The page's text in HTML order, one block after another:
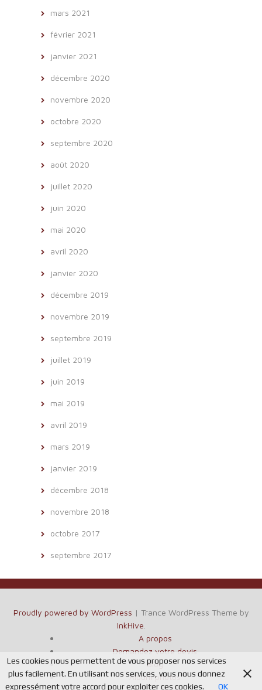
mars 2021
février 2021
janvier 2021
décembre 2020
novembre 2020
octobre 2020
septembre 2020
août 2020
juillet 2020
juin 2020
mai 2020
avril 2020
janvier 2020
décembre 2019
novembre 2019
septembre 2019
juillet 2019
juin 2019
mai 2019
avril 2019
mars 2019
janvier 2019
décembre 2018
novembre 2018
octobre 2017
septembre 2017
Proudly powered by WordPress | Trance WordPress Theme by
InkHive
A propos
Demandez votre devis
Blog
Album photos
Les cookies nous permettent de vous proposer nos services
plus facilement. En utilisant nos services, vous nous donnez
expressément votre accord pour exploiter ces cookies.
OK